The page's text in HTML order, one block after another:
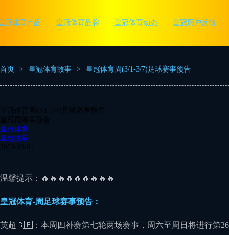
冠体育产品 皇冠体育品牌 皇冠体育动态 皇冠用户反馈
首页 > 皇冠体育故事 > 皇冠体育周(3/1-3/7)足球赛事预告
皇冠体育周(3/1-3/7)足球赛事预告
皇冠周赛事预告
皇冠体育
皇冠故事
2023-03-01
温馨提示：🔥🔥🔥🔥🔥🔥🔥🔥🔥
皇冠体育-周足球赛事预告：
英超🇬🇧：本周四补赛第七轮两场赛事，周六至周日将进行第